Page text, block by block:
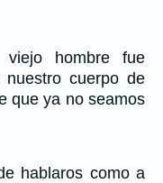
viejo hombre fue
cuerpo de
que ya no seamos
hablaros como a